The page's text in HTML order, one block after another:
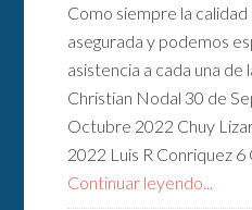
Como siempre la
asegurada y podemos
asistencia a cada una de
Christian Nodal 30 de
Octubre 2022 Chuy
2022 Luis R Conriquez 6
Continuar leyendo...